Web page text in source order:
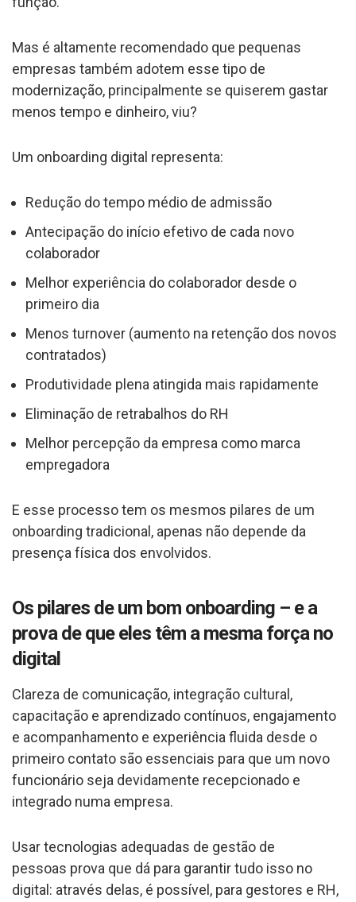
Mas é altamente recomendado que pequenas
empresas também adotem esse tipo de
modernização, principalmente se quiserem gastar
menos tempo e dinheiro, viu?
Um onboarding digital representa:
Redução do tempo médio de admissão
Antecipação do início efetivo de cada novo
colaborador
Melhor experiência do colaborador desde o
primeiro dia
Menos turnover (aumento na retenção dos novos
contratados)
Produtividade plena atingida mais rapidamente
Eliminação de retrabalhos do RH
Melhor percepção da empresa como marca
empregadora
E esse processo tem os mesmos pilares de um
onboarding tradicional, apenas não depende da
presença física dos envolvidos.
Os pilares de um bom onboarding – e a
prova de que eles têm a mesma força no
digital
Clareza de comunicação, integração cultural,
capacitação e aprendizado contínuos, engajamento
e acompanhamento e experiência fluida desde o
primeiro contato são essenciais para que um novo
funcionário seja devidamente recepcionado e
integrado numa empresa.
Usar tecnologias adequadas de gestão de
pessoas prova que dá para garantir tudo isso no
digital: através delas, é possível, para gestores e RH,